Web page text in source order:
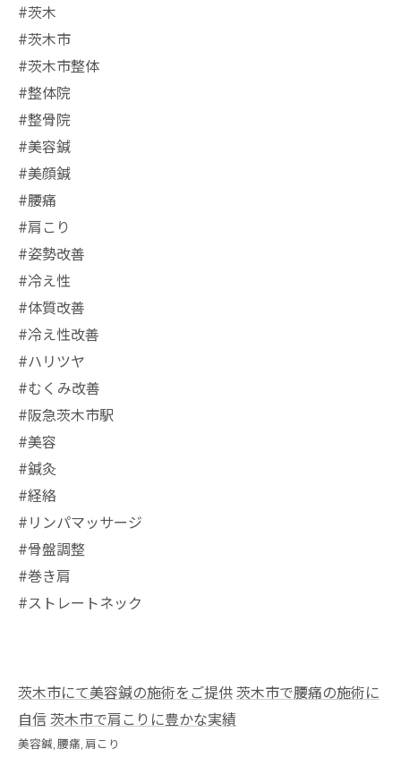
#茨木
#茨木市
#茨木市整体
#整体院
#整骨院
#美容鍼
#美顔鍼
#腰痛
#肩こり
#姿勢改善
#冷え性
#体質改善
#冷え性改善
#ハリツヤ
#むくみ改善
#阪急茨木市駅
⁡#美容
#鍼灸
#経絡
#リンパマッサージ
#骨盤調整
#巻き肩
#ストレートネック
茨木市にて美容鍼の施術をご提供茨木市で腰痛の施術に
自信茨木市で肩こりに豊かな実績
美容鍼 腰痛 肩こり